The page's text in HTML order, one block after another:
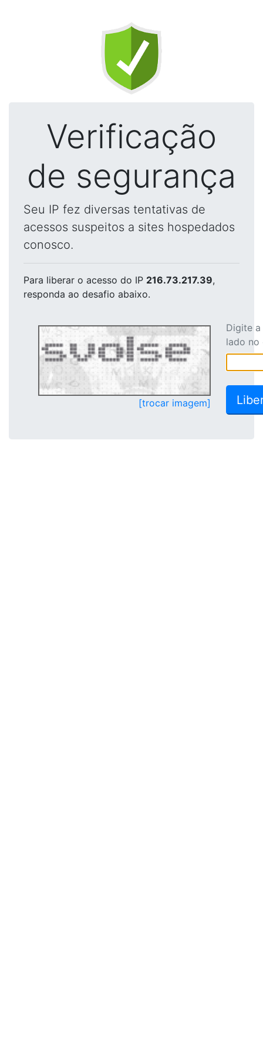
Verificação
de segurança
Seu IP fez diversas tentativas de
acessos suspeitos a sites hospedados
conosco.
Para liberar o acesso do IP 216.73.217.39,
responda ao desafio abaixo.
[trocar imagem]
Digite
lado no